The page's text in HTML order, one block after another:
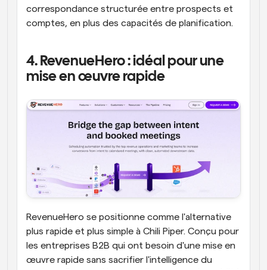
correspondance structurée entre prospects et
comptes, en plus des capacités de planification.
4. RevenueHero : idéal pour une
mise en œuvre rapide
RevenueHero se positionne comme l'alternative
plus rapide et plus simple à Chili Piper. Conçu pour
les entreprises B2B qui ont besoin d'une mise en
œuvre rapide sans sacrifier l'intelligence du